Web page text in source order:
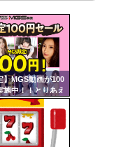
のでいいんだよ」
】MGS動画が100
施中！！とりあえ
やろｗｗｗｗｗ